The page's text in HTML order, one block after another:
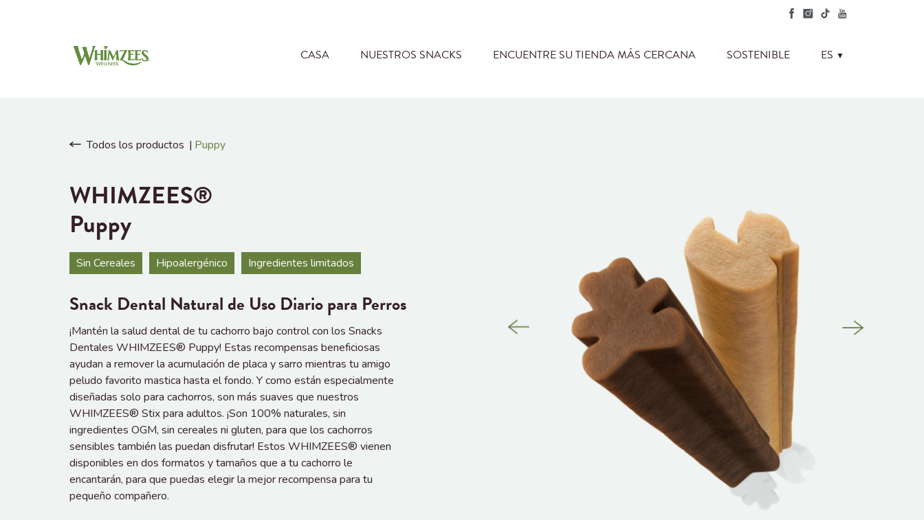
CASA NUESTROS SNACKS ENCUENTRE SU TIENDA MÁS CERCANA SOSTENIBLE ES ▼
Todos los productos Puppy
WHIMZEES®
Puppy
Sin Cereales Hipoalergénico Ingredientes limitados
Snack Dental Natural de Uso Diario para Perros
¡Mantén la salud dental de tu cachorro bajo control con los Snacks
Dentales WHIMZEES® Puppy! Estas recompensas beneficiosas
ayudan a remover la acumulación de placa y sarro mientras tu amigo
peludo favorito mastica hasta el fondo. Y como están especialmente
diseñadas solo para cachorros, son más suaves que nuestros
WHIMZEES® Stix para adultos. ¡Son 100% naturales, sin
ingredientes OGM, sin cereales ni gluten, para que los cachorros
sensibles también las puedan disfrutar! Estos WHIMZEES® vienen
disponibles en dos formatos y tamaños que a tu cachorro le
encantarán, para que puedas elegir la mejor recompensa para tu
pequeño compañero.